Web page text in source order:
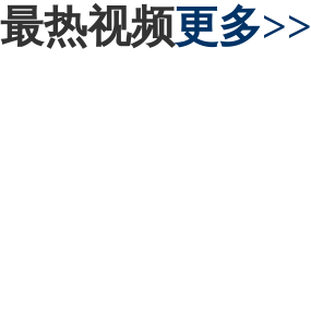
最热视频更多>>